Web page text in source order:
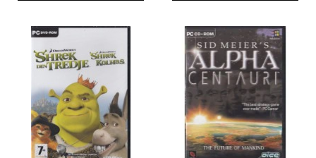
har
flere
varianter.
Mulighederne
kan
vælges
på
varesiden